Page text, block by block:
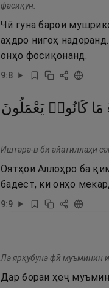
фасиқун.
Чӣ гуна барои
аҳдро нигоҳ
онҳо фосиқонанд.
9:8
مَا كَانُوا۟ يَعْمَلُونَ
Иштара-в би айатиллаҳи
Оятҳои Аллоҳро ба
бадест, ки онҳо
9:9
Ла ярқубуна фӣ муъминин
Дар бораи ҳеҷ